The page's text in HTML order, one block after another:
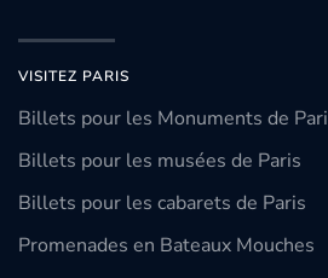
VISITEZ PARIS
Billets pour les Monuments de
Billets pour les musées de Paris
Billets pour les cabarets de Paris
Promenades en Bateaux Mouches